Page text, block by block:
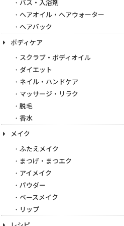
バス・入浴剤
ヘアオイル・ヘアウォーター
ヘアパック
ボディケア
スクラブ・ボディオイル
ダイエット
ネイル・ハンドケア
マッサージ・リラク
脱毛
香水
メイク
ふたえメイク
まつげ・まつエク
アイメイク
パウダー
ベースメイク
リップ